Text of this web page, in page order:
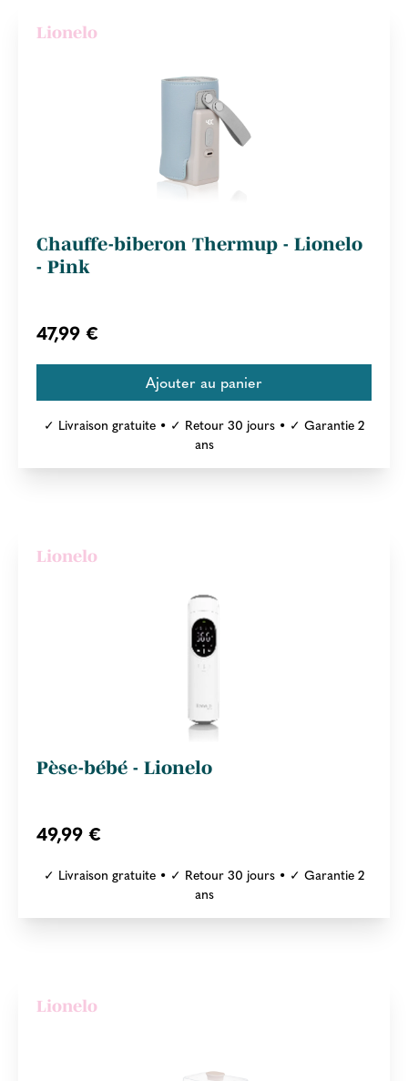
Lionelo
Chauffe-biberon Thermup - Lionelo
- Pink
47,99 €
✓ Livraison gratuite • ✓ Retour 30 jours • ✓ Garantie 2
ans
Lionelo
Pèse-bébé - Lionelo
49,99 €
✓ Livraison gratuite • ✓ Retour 30 jours • ✓ Garantie 2
ans
Lionelo